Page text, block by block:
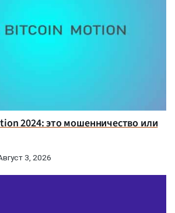
2024: это мошенничество или
3, 2026